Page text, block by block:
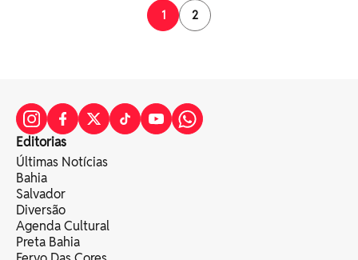
1
2
Editorias
Últimas Notícias
Bahia
Salvador
Diversão
Agenda Cultural
Preta Bahia